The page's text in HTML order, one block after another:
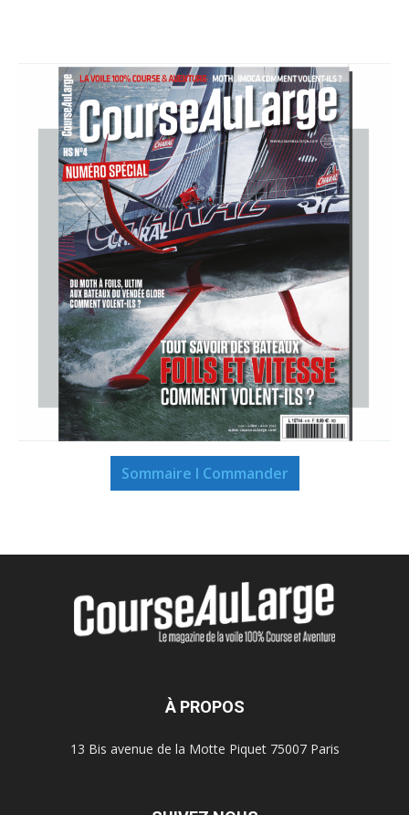
Sommaire I Commander
À PROPOS
13 Bis avenue de la Motte Piquet 75007 Paris